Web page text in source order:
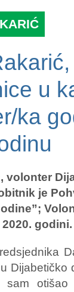
u
ka
volonter
je
godini.
Dijabetičko
sam